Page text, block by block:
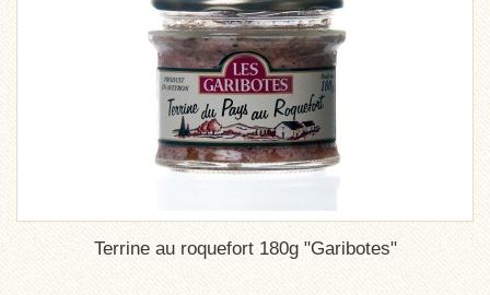
Terrine au roquefort 180g "Garibotes"